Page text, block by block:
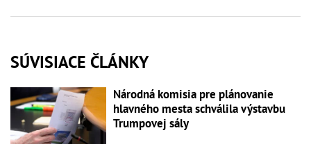
SÚVISIACE ČLÁNKY
Národná komisia pre plánovanie
hlavného mesta schválila výstavbu
Trumpovej sály